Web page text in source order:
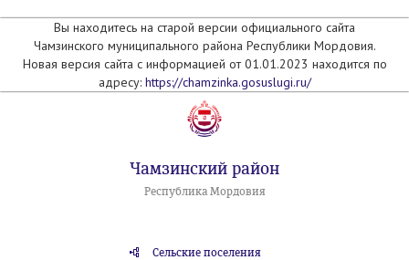
Вы находитесь на старой версии официального сайта
Чамзинского муниципального района Республики Мордовия.
Новая версия сайта с информацией от 01.01.2023 находится по
адресу: https://chamzinka.gosuslugi.ru/
Чамзинский район
Республика Мордовия
Сельские поселения